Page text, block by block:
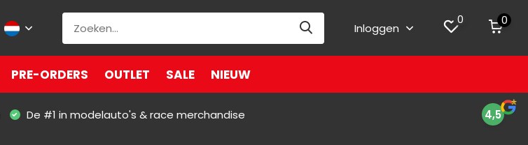
Inloggen
0 0
PRE-ORDERS OUTLET SALE NIEUW
De #1 in modelauto's & race merchandise 4,5